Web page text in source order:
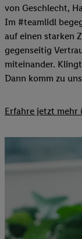
von Geschlecht,
Im #teamlidl
auf einen starken
gegenseitig
miteinander.
Dann komm zu
Erfahre jetzt mehr